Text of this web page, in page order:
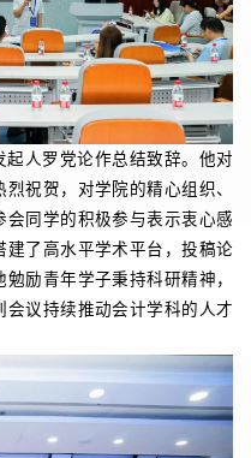
人罗党论作总结致辞。他对
祝贺，对学院的精心组织、
同学的积极参与表示衷心感
了高水平学术平台，投稿论
励青年学子秉持科研精神，
议持续推动会计学科的人才